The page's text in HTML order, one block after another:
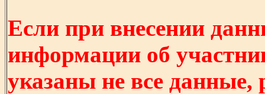
Если при внесении
информации об
указаны не все